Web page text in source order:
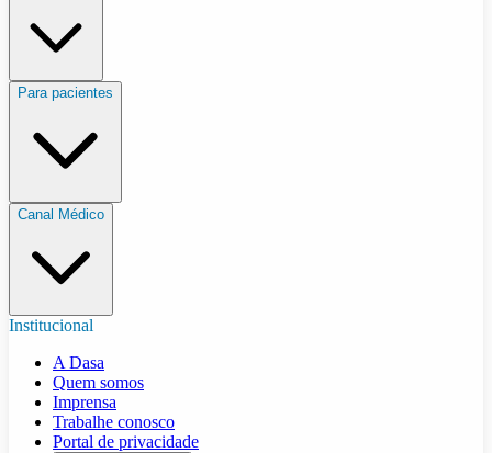
Para pacientes
Canal Médico
Institucional
A Dasa
Quem somos
Imprensa
Trabalhe conosco
Portal de privacidade